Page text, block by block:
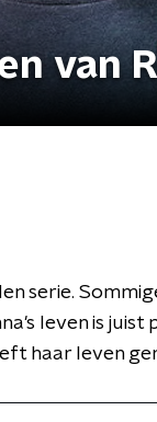
van
serie.
leven is
haar leven